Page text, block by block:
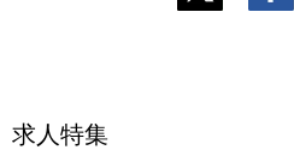
求人特集